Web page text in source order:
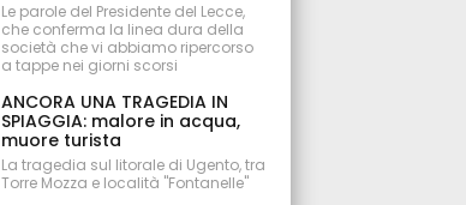
Le parole del Presidente del Lecce,
che conferma la linea dura della
società che vi abbiamo ripercorso
a tappe nei giorni scorsi
ANCORA UNA TRAGEDIA IN
SPIAGGIA: malore in acqua,
muore turista
La tragedia sul litorale di Ugento, tra
Torre Mozza e località "Fontanelle"